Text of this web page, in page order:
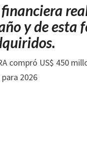
y de esta